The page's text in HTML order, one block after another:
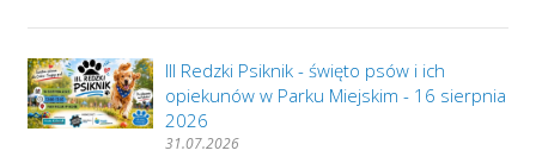
III Redzki Psiknik - święto psów i ich
opiekunów w Parku Miejskim - 16 sierpnia
2026
31.07.2026